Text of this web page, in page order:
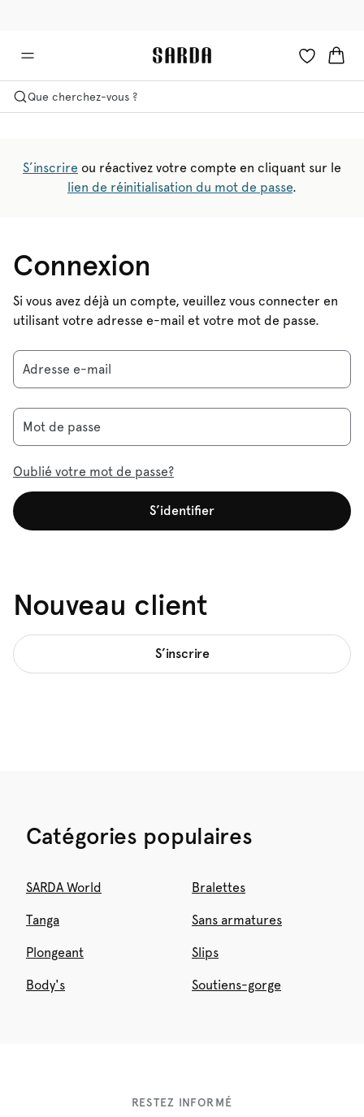
Que cherchez-vous ?
S’inscrire ou réactivez votre compte en cliquant sur le
lien de réinitialisation du mot de passe.
Connexion
Si vous avez déjà un compte, veuillez vous connecter en
utilisant votre adresse e-mail et votre mot de passe.
Adresse e-mail
Mot de passe
Oublié votre mot de passe?
S’identifier
Nouveau client
S’inscrire
Catégories populaires
SARDA World Bralettes
Tanga Sans armatures
Plongeant Slips
Body's Soutiens-gorge
RESTEZ INFORMÉ